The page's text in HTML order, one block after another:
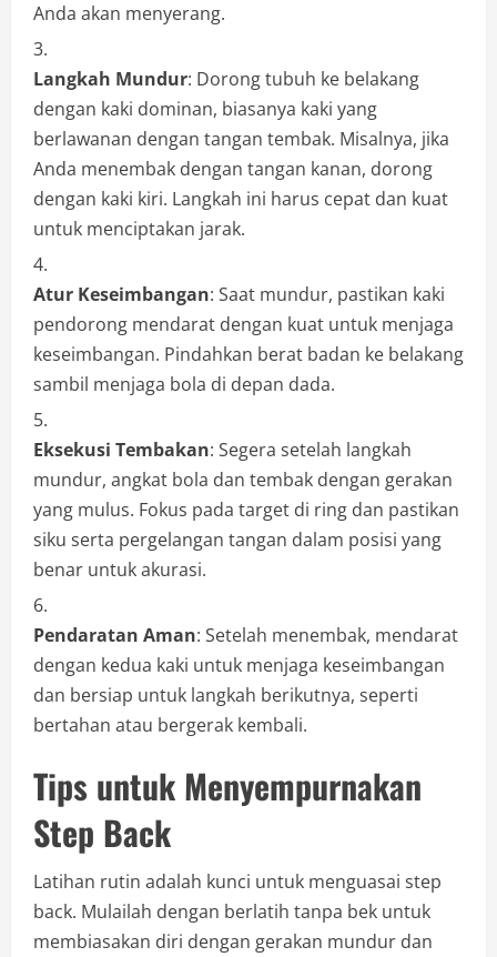
Anda akan menyerang.
Langkah Mundur: Dorong tubuh ke belakang
dengan kaki dominan, biasanya kaki yang
berlawanan dengan tangan tembak. Misalnya, jika
Anda menembak dengan tangan kanan, dorong
dengan kaki kiri. Langkah ini harus cepat dan kuat
untuk menciptakan jarak.
Atur Keseimbangan: Saat mundur, pastikan kaki
pendorong mendarat dengan kuat untuk menjaga
keseimbangan. Pindahkan berat badan ke belakang
sambil menjaga bola di depan dada.
Eksekusi Tembakan: Segera setelah langkah
mundur, angkat bola dan tembak dengan gerakan
yang mulus. Fokus pada target di ring dan pastikan
siku serta pergelangan tangan dalam posisi yang
benar untuk akurasi.
Pendaratan Aman: Setelah menembak, mendarat
dengan kedua kaki untuk menjaga keseimbangan
dan bersiap untuk langkah berikutnya, seperti
bertahan atau bergerak kembali.
Tips untuk Menyempurnakan
Step Back
Latihan rutin adalah kunci untuk menguasai step
back. Mulailah dengan berlatih tanpa bek untuk
membiasakan diri dengan gerakan mundur dan